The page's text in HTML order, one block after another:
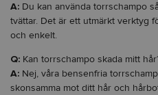
A: Du kan använda torrschampo
tvättar. Det är ett utmärkt verktyg
och enkelt.
Q: Kan torrschampo skada mitt
A: Nej, våra bensenfria
skonsamma mot ditt hår och